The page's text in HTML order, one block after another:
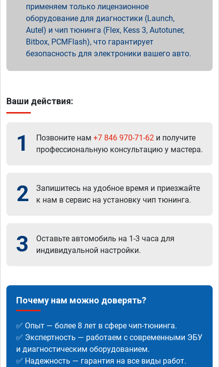
применяем только лицензионное
оборудование для диагностики (Launch,
Autel) и чип тюнинга (Flex, Kess 3, Autotuner,
Bitbox, PCMFlash), что гарантирует
безопасность для электроники вашего авто.
Ваши действия:
1 Позвоните нам +7 846 970-71-62 и получите
профессиональную консультацию у мастера.
2
Запишитесь на удобное время и приезжайте
к нам в сервис на установку чип тюнинга.
3
Оставьте автомобиль на 1-3 часа для
индивидуальной настройки.
Почему нам можно доверять?
✅ Опыт — более 8 лет в сфере чип-тюнинга.
✅ Экспертность — работаем с современными ЭБУ
и диагностическим оборудованием.
✅ Надежность — гарантия на все виды работ.